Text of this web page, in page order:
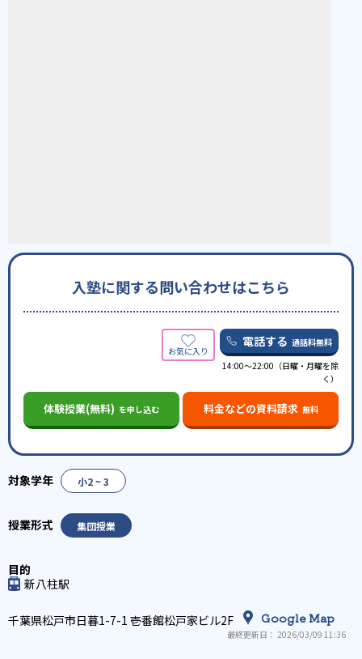
入塾に関する問い合わせはこちら
電話する 通話料無料
14:00〜22:00（日曜・月曜を除
く）
体験授業(無料) を申し込む 料金などの資料請求 無料
小2 ~ 3
集団授業
新八柱駅
千葉県松戸市日暮1-7-1 壱番館松戸家ビル2F Google Map
最終更新日： 2026/03/09 11:36